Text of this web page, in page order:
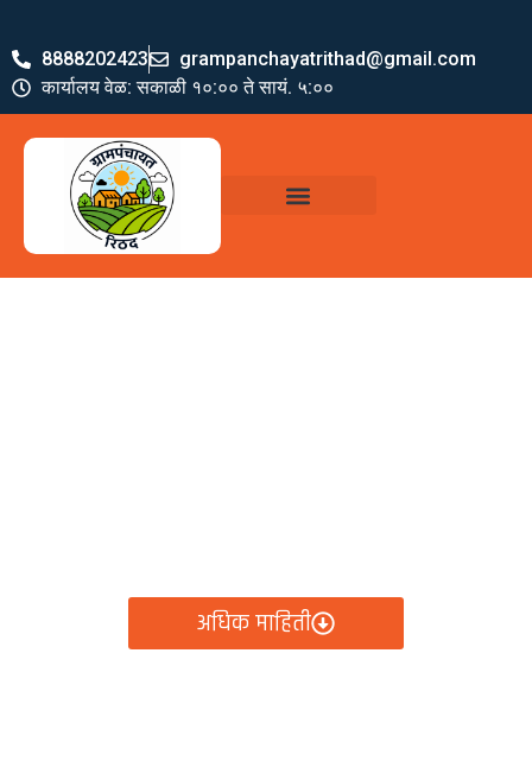
8888202423
grampanchayatrithad@gmail.com
कार्यालय वेळ: सकाळी १०:०० ते सायं. ५:००
अधिक माहिती